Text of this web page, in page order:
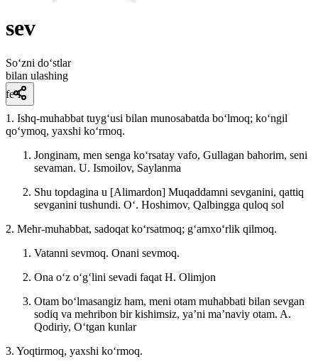
sev
So‘zni do‘stlar
bilan ulashing
fe’l
1. Ishq-muhabbat tuygʻusi bilan munosabatda boʻlmoq; koʻngil
qoʻymoq, yaxshi koʻrmoq.
Jonginam, men senga koʻrsatay vafo, Gullagan bahorim, seni
sevaman. U. Ismoilov, Saylanma
Shu topdagina u [Alimardon] Muqaddamni sevganini, qattiq
sevganini tushundi. Oʻ. Hoshimov, Qalbingga quloq sol
2. Mehr-muhabbat, sadoqat koʻrsatmoq; gʻamxoʻrlik qilmoq.
Vatanni sevmoq. Onani sevmoq.
Ona oʻz oʻgʻlini sevadi faqat H. Olimjon
Otam boʻlmasangiz ham, meni otam muhabbati bilan sevgan
sodiq va mehribon bir kishimsiz, yaʼni maʼnaviy otam. A.
Qodiriy, Oʻtgan kunlar
3. Yoqtirmoq, yaxshi koʻrmoq.